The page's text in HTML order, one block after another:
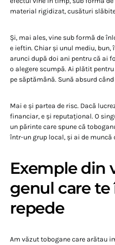
material rigidizat, cusături
Și, mai ales, vine sub formă de
e ieftin. Chiar și unul mediu, bun,
arunci după doi ani pentru că ai
o alegere scumpă. Ai plătit
pe săptămână. Sună absurd
Mai e și partea de risc. Dacă
financiar, e și reputațional. O
un părinte care spune că
într-un grup local, și ai de muncă
Exemple din
genul care te
repede
Am văzut tobogane care arătau